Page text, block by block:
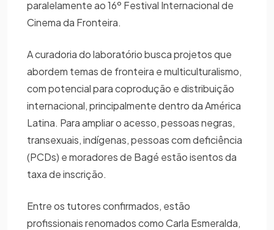
paralelamente ao 16º Festival Internacional de
Cinema da Fronteira.
A curadoria do laboratório busca projetos que
abordem temas de fronteira e multiculturalismo,
com potencial para coprodução e distribuição
internacional, principalmente dentro da América
Latina. Para ampliar o acesso, pessoas negras,
transexuais, indígenas, pessoas com deficiência
(PCDs) e moradores de Bagé estão isentos da
taxa de inscrição.
Entre os tutores confirmados, estão
profissionais renomados como Carla Esmeralda,